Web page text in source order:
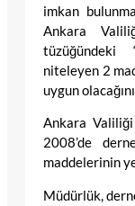
imkan
Ankara
tüzüğündeki
niteleyen 2
uygun
Ankara
2008’de
maddelerinin
Müdürlük,